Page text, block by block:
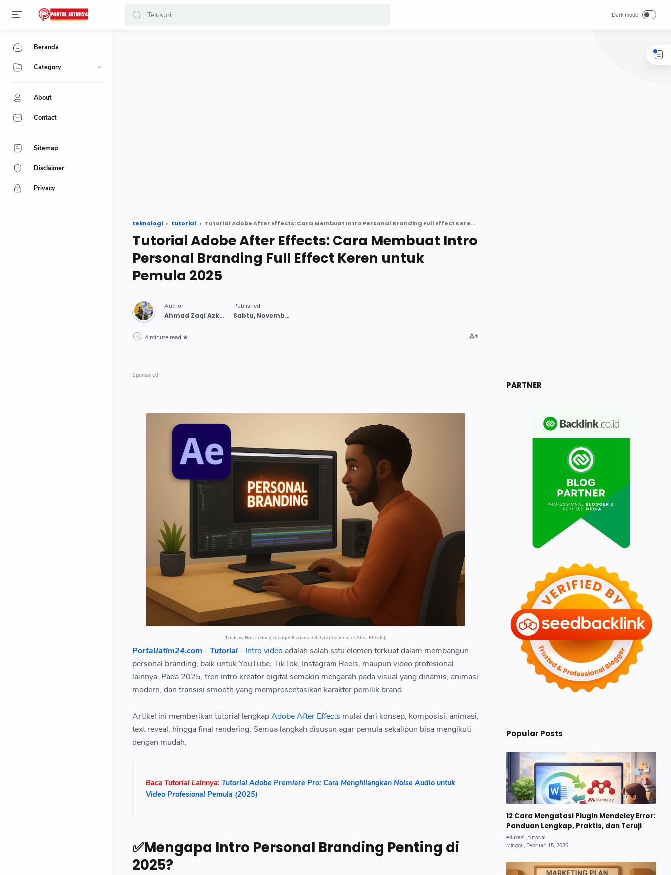
teknologi tutorial Tutorial Adobe After Effects: Cara Membuat Intro Personal Branding Full Effect Keren untuk Pemula 2025
Tutorial Adobe After Effects: Cara Membuat Intro
Personal Branding Full Effect Keren untuk
Pemula 2025
4 minute read
(Ilustrasi Bos sedang mengedit animasi 3D professional di After Effects))
PortalJatim24.com - Tutorial - Intro video adalah salah satu elemen terkuat dalam membangun
personal branding, baik untuk YouTube, TikTok, Instagram Reels, maupun video profesional
lainnya. Pada 2025, tren intro kreator digital semakin mengarah pada visual yang dinamis, animasi
modern, dan transisi smooth yang mempresentasikan karakter pemilik brand.
Artikel ini memberikan tutorial lengkapAdobe After Effects mulai dari konsep, komposisi, animasi,
text reveal, hingga final rendering. Semua langkah disusun agar pemula sekalipun bisa mengikuti
dengan mudah.
Baca Tutorial Lainnya: Tutorial Adobe Premiere Pro: Cara Menghilangkan Noise Audio untuk
Video Profesional Pemula (2025)
✅Mengapa Intro Personal Branding Penting di
2025?
PARTNER
Popular Posts
12 Cara Mengatasi Plugin Mendeley Error:
Panduan Lengkap, Praktis, dan Teruji
Beranda
Category
About
Contact
Sitemap
Disclaimer
Privacy